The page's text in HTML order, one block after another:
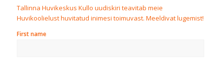
Tallinna Huvikeskus Kullo uudiskiri teavitab meie
Huvikoolielust huvitatud inimesi toimuvast. Meeldivat lugemist!
First name